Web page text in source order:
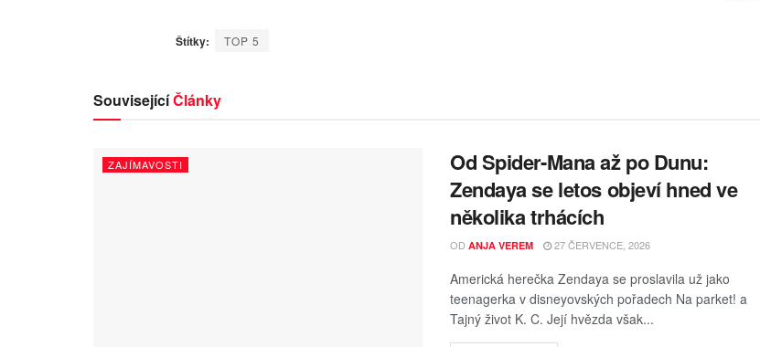
Štítky: TOP 5
SouvisejícíČlánky
ZAJÍMAVOSTI
Od Spider-Mana až po Dunu:
Zendaya se letos objeví hned ve
několika trhácích
OD ANJA VEREM 27 ČERVENCE, 2026
Americká herečka Zendaya se proslavila už jako
teenagerka v disneyovských pořadech Na parket! a
Tajný život K. C. Její hvězda však...